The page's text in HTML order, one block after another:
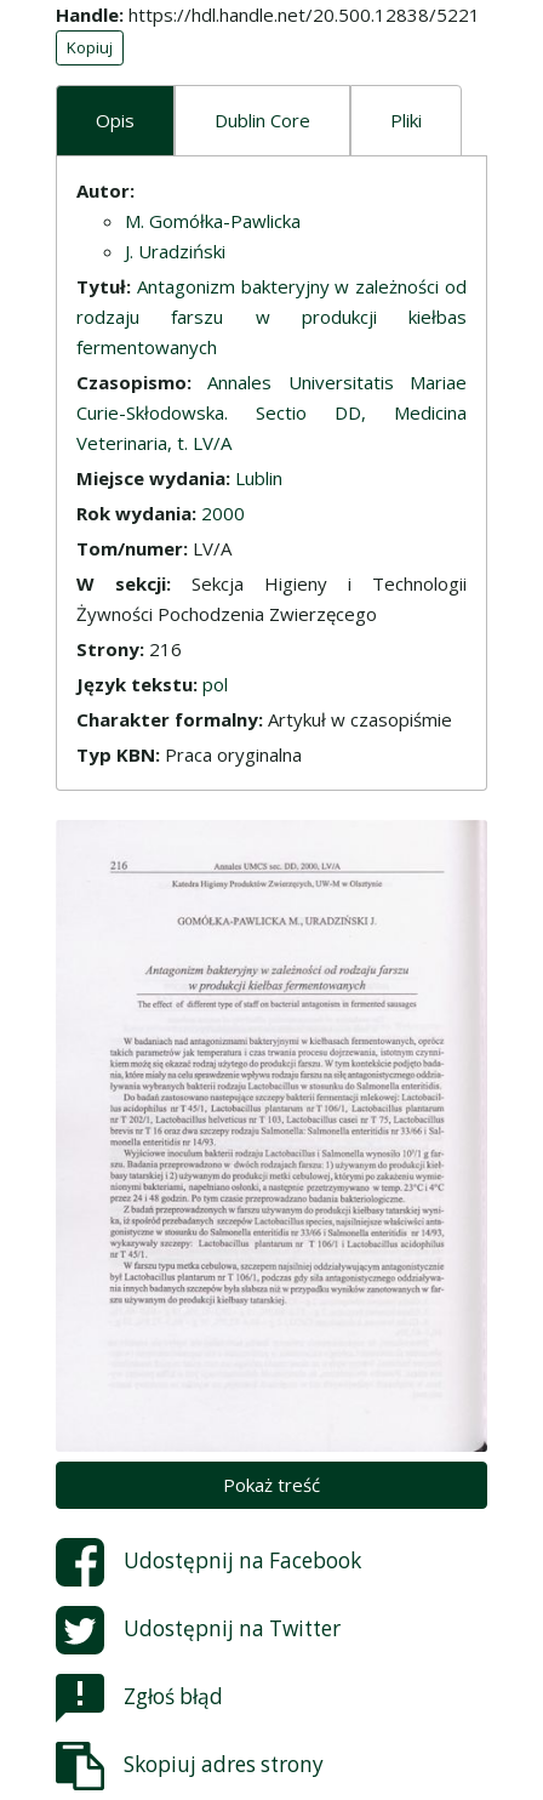
Handle https://hdl.handle.net/20.500.12838/5221
Kopiuj
Opis Dublin Core Pliki
Opis
Autor:
M. Gomółka-Pawlicka
J. Uradziński
Tytuł: Antagonizm bakteryjny w zależności od
rodzaju farszu w produkcji kiełbas
fermentowanych
Czasopismo:Annales Universitatis Mariae
Curie-Skłodowska. Sectio DD, Medicina
Veterinaria, t. LV/A
Miejsce wydania: Lublin
Rok wydania: 2000
Tom/numer: LV/A
W sekcji: Sekcja Higieny i Technologii
Żywności Pochodzenia Zwierzęcego
Strony: 216
Język tekstu: pol
Charakter formalny: Artykuł w czasopiśmie
Typ KBN: Praca oryginalna
Pokaż treść
Udostępnij na Facebook
Udostępnij na Twitter
Zgłoś błąd
Skopiuj adres strony